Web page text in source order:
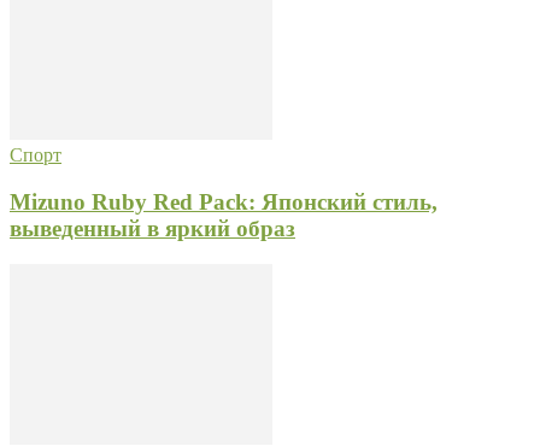
Спорт
Mizuno Ruby Red Pack: Японский стиль,
выведенный в яркий образ